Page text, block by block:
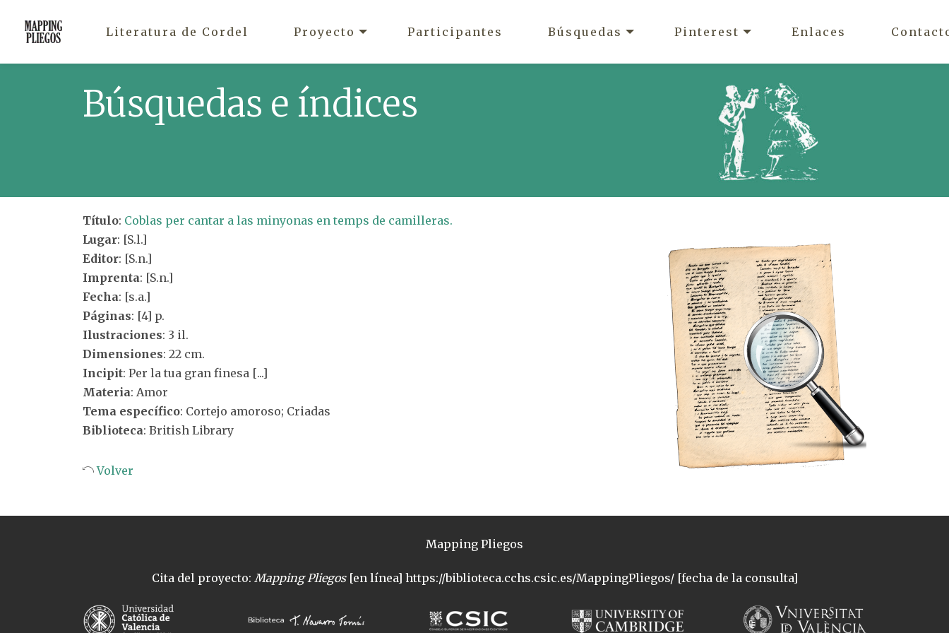
Literatura de Cordel Proyecto Participantes Búsquedas Pinterest Enlaces
Búsquedas e índices
Título: Coblas per cantar a las minyonas en temps de camilleras.
Lugar: [S.l.]
Editor: [S.n.]
Imprenta: [S.n.]
Fecha: [s.a.]
Páginas: [4] p.
Ilustraciones: 3 il.
Dimensiones: 22 cm.
Incipit: Per la tua gran finesa [...]
Materia: Amor
Tema específico: Cortejo amoroso; Criadas
Biblioteca: British Library
Volver
Mapping Pliegos
Cita del proyecto: Mapping Pliegos[en línea] https://biblioteca.cchs.csic.es/MappingPliegos/ [fecha de la consulta]